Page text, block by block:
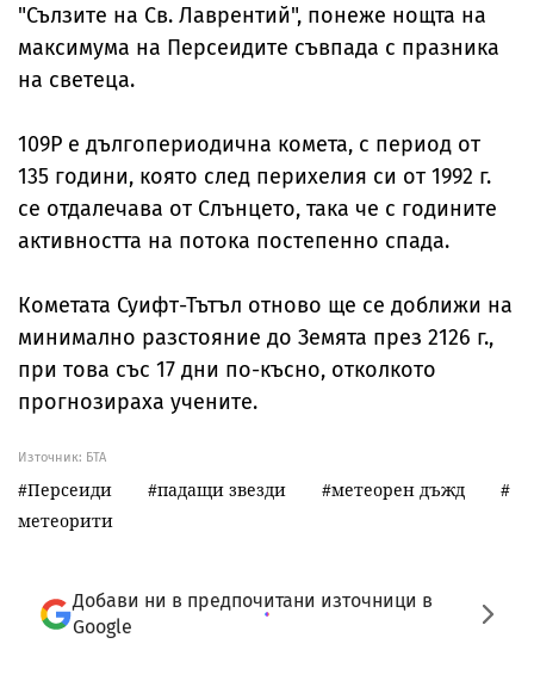
"Сълзите на Св. Лаврентий", понеже нощта на
максимума на Персеидите съвпада с празника
на светеца.
109P е дългопериодична комета, с период от
135 години, която след перихелия си от 1992 г.
се отдалечава от Слънцето, така че с годините
активността на потока постепенно спада.
Кометата Суифт-Тътъл отново ще се доближи на
минимално разстояние до Земята през 2126 г.,
при това със 17 дни по-късно, отколкото
прогнозираха учените.
Източник: БТА
Персеиди падащи звезди
метеорен дъжд
метеорити
Добави ни в предпочитани източници в
Google